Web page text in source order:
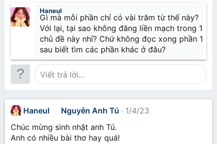
không muốn kể với các bạn, đồng thời cũng chưa tin
là mình đã "chạm" đến điều tuyệt diệu của Nhân loại
ấy...
nhìn đời bằng con mắt phàm trần, có lẽ phần lớn là
vậy. Tôi chỉ nhìn thấy xác thịt họ, cùng lớp áo lụa là
che phủ đi nhân cách bên sâu trong con người
những "người đẹp" ấy.
Tôi nhìn họ, tất cả đều như những "thiên thần", ngon
lành và "mọng nước". Hẳn vậy tôi mới có cái khát
khao... được "ở trong" họ...
Năm tháng dần trôi, và rồi tôi cũng được ở trong
một số người... Còn rất nhiều người tôi thích, tôi yêu,
Và đến tận bây giờ, có lẽ tôi mới học được bài học
quý nhất của cuộc đời tôi - "Thế nào mới là tình
yêu..."
_______
Haneul
Gì mà mỗi phần chỉ có vài trăm từ thế này?
Với lại, tại sao không đăng liền mạch trong 1
chủ đề này nhỉ? Chứ không đọc xong phần 1
sau biết tìm các phần khác ở đâu?
Viết trả lời...
Haneul Nguyễn Anh Tú H1/4/23
Chúc mừng sinh nhật anh Tú.
Anh có nhiều bài thơ hay quá!